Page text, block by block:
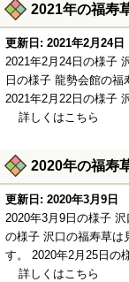
2021年の福寿
更新日: 2021年2月24日
2021年2月24日の様子
日の様子 龍勢会館の
2021年2月22日の様子
詳しくはこちら
2020年の福寿
更新日: 2020年3月9日
2020年3月9日の様子
の様子 沢口の福寿草は
す。 2020年2月25日の
詳しくはこちら